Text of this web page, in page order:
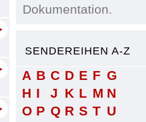
Dokumentation.
SENDEREIHEN A-Z
A B C D E F G
H I J K L M N
O P Q R S T U